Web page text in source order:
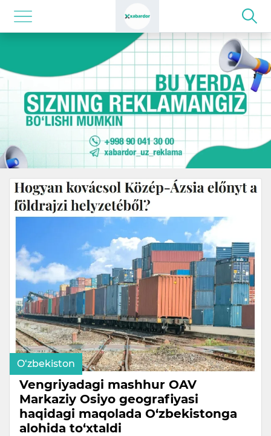
O‘zbekiston
Vengriyadagi mashhur OAV
Markaziy Osiyo geografiyasi
haqidagi maqolada O‘zbekistonga
alohida to‘xtaldi